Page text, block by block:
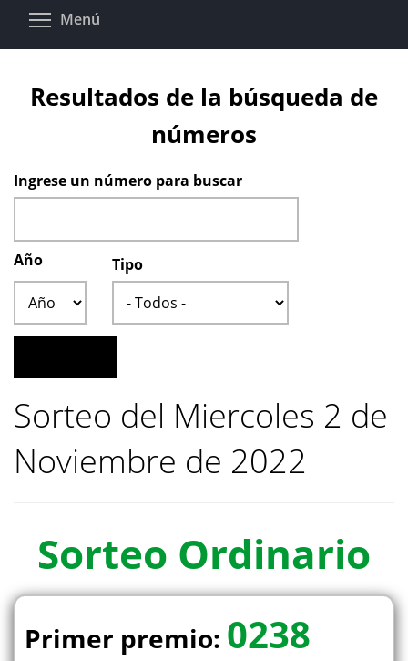
Pasar
Menú
Resultados de la búsqueda de
números
Ingrese un número para buscar
Año
Tipo
Sorteo del Miercoles 2 de
Noviembre de 2022
Sorteo Ordinario
Primer premio: 0238